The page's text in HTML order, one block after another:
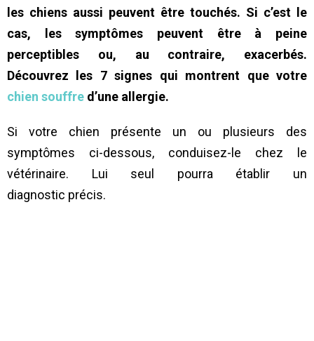
les chiens aussi peuvent être touchés. Si c’est le
cas, les symptômes peuvent être à peine
perceptibles ou, au contraire, exacerbés.
Découvrez les 7 signes qui montrent que votre
chien souffre d’une allergie.
Si votre chien présente un ou plusieurs des
symptômes ci-dessous, conduisez-le chez le
vétérinaire. Lui seul pourra établir un
diagnostic précis.